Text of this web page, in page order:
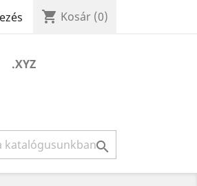
shopping_cart Kosár (0)
.XYZ
